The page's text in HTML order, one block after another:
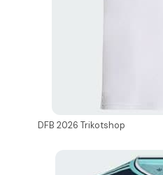
DFB 2026 Trikotshop